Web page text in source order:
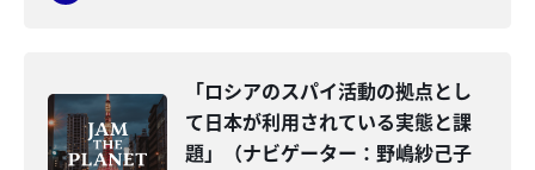
「ロシアのスパイ活動の拠点とし
て日本が利用されている実態と課
題」（ナビゲーター：野嶋紗己子